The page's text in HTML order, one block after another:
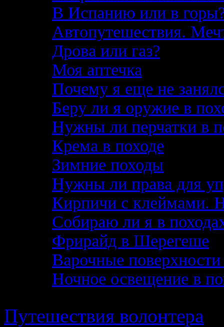
В Испанию или в
Автопутешествия.
Дрова или газ?
Моя аптечка
Почему я еще не
Беру ли я оружие в
Нужны ли перчатки в
Крема в походе
Зимние походы
Нужны ли права для
Кирпичи с клеймами.
Собираю ли я в
Фрирайд в Шерегеше
Варочные
Ночное освещение в
Путешествия волонтера